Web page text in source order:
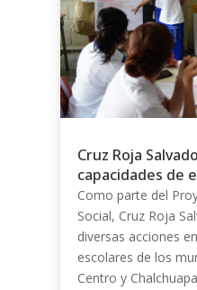
Cruz Roja
capacidades de
Como parte del
Social, Cruz Roja
diversas acciones
escolares de los
Centro y